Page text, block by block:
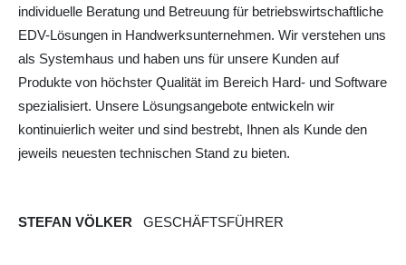
individuelle Beratung und Betreuung für betriebswirtschaftliche
EDV-Lösungen in Handwerksunternehmen. Wir verstehen uns
als Systemhaus und haben uns für unsere Kunden auf
Produkte von höchster Qualität im Bereich Hard- und Software
spezialisiert. Unsere Lösungsangebote entwickeln wir
kontinuierlich weiter und sind bestrebt, Ihnen als Kunde den
jeweils neuesten technischen Stand zu bieten.
STEFAN VÖLKER GESCHÄFTSFÜHRER